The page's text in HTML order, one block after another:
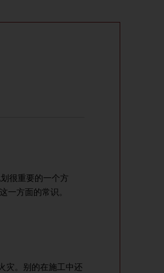
很重要的一个方
一方面的常识。
灾。别的在施工中还